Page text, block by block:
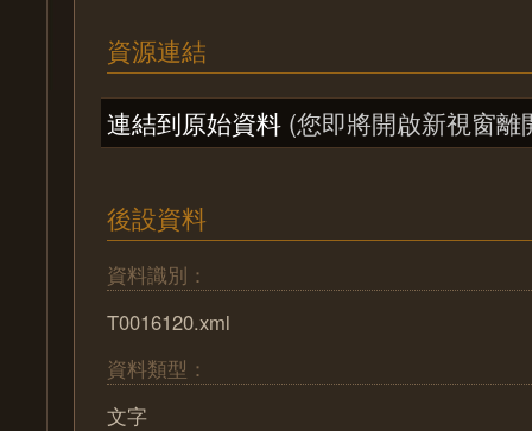
資源連結
連結到原始資料 (您即將開啟新視窗離
後設資料
資料識別：
T0016120.xml
資料類型：
文字